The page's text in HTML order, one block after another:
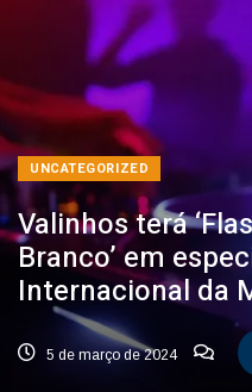
UNCATEGORIZED
Valinhos terá
Branco’ em
Internacional da
5 de março de 2024